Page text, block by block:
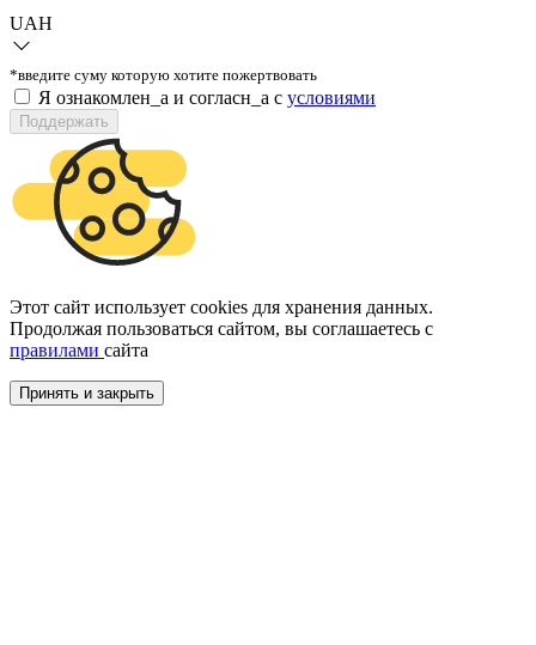
UAH
*введите суму которую хотите пожертвовать
Я ознакомлен_а и согласн_а c условиями
Поддержать
Этот сайт использует cookies для хранения данных.
Продолжая пользоваться сайтом, вы соглашаетесь с
правилами сайта
Принять и закрыть